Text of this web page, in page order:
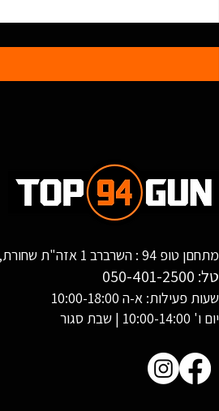
מתחםן טופ 94 : השרברב 1 אזה"ת שחורת, אילת
טל: 050-401-2500
שעות פעילות: א-ה 10:00-18:00
יום ו' 10:00-14:00 | שבת סגור